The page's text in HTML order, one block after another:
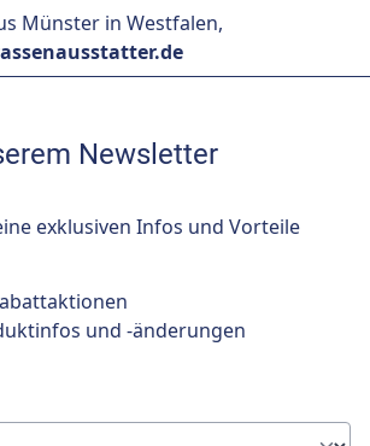
Münster in Westfalen,
Newsletter
exklusiven Infos und Vorteile
und -änderungen